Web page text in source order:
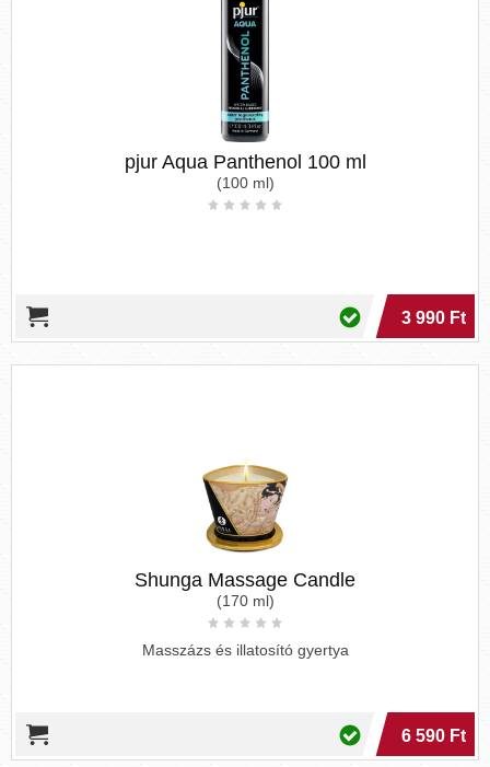
pjur Aqua Panthenol 100 ml
(100 ml)
3 990 Ft
Shunga Massage Candle
(170 ml)
Masszázs és illatosító gyertya
6 590 Ft